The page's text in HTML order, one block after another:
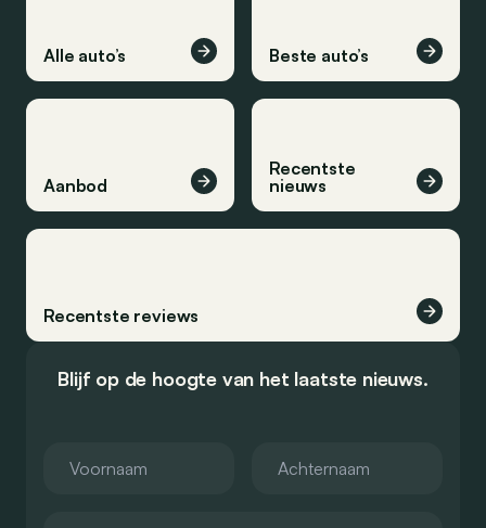
Alle auto’s Beste auto’s
Aanbod
Recentste
nieuws
Recentste reviews
Blijf op de hoogte van het laatste nieuws.